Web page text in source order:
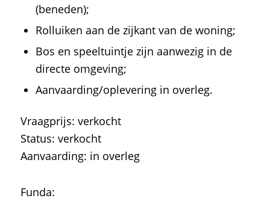
(beneden);
Rolluiken aan de zijkant van de woning;
Bos en speeltuintje zijn aanwezig in de
directe omgeving;
Aanvaarding/oplevering in overleg.
Vraagprijs: verkocht
Status: verkocht
Aanvaarding: in overleg
Funda: